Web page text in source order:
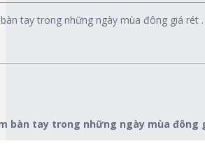
tay trong những ngày mùa đông giá rét
bàn tay trong những ngày mùa đông